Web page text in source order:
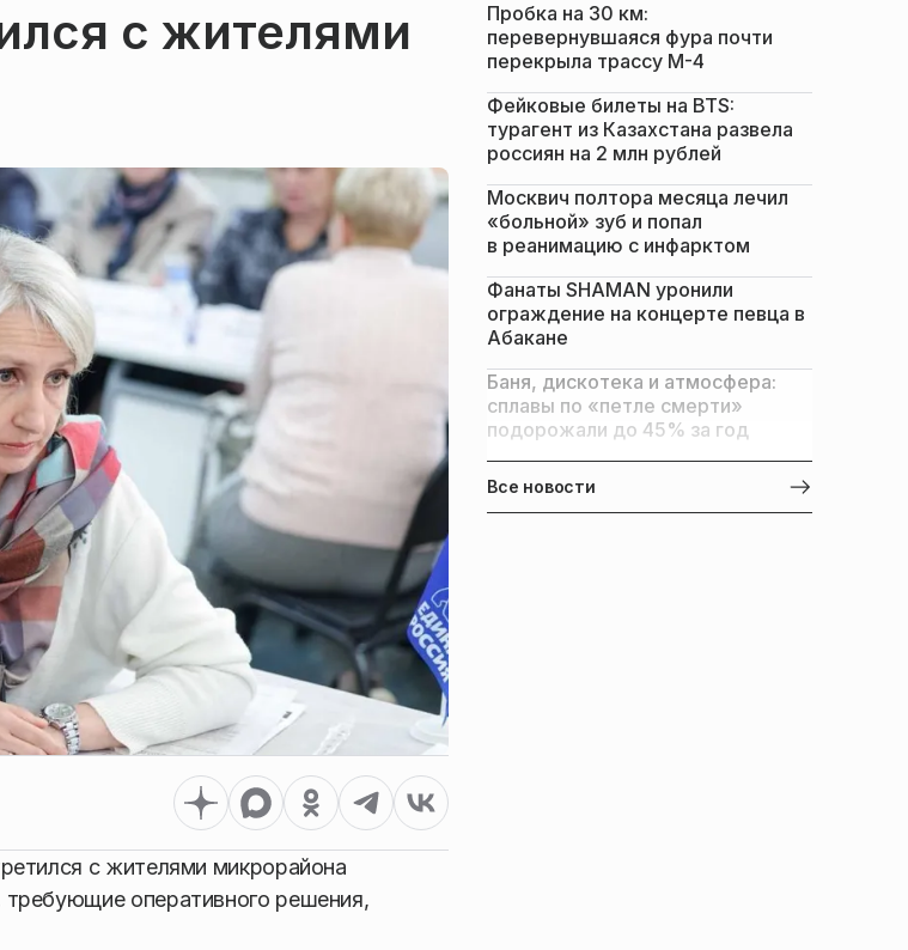
с жителями
с жителями микрорайона
оперативного решения,
Пробка на 30 км:
перевернувшаяся фура почти
перекрыла трассу М-4
Фейковые билеты на BTS:
турагент из Казахстана развела
россиян на 2 млн рублей
Москвич полтора месяца лечил
«больной» зуб и попал
в реанимацию с инфарктом
Фанаты SHAMAN уронили
ограждение на концерте певца в
Абакане
Баня, дискотека и атмосфера:
сплавы по «петле смерти»
подорожали до 45% за год
Все новости